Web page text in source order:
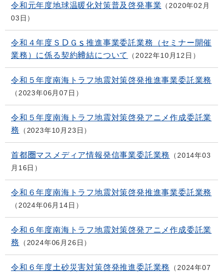
令和元年度地球温暖化対策普及啓発事業
2020年02月
03日
令和４年度ＳＤＧｓ推進事業委託業務（セミナー開催
業務）に係る契約締結について
2022年10月12日
令和５年度南海トラフ地震対策啓発推進事業委託業務
2023年06月07日
令和５年度南海トラフ地震対策啓発アニメ作成委託業
務
2023年10月23日
首都圏マスメディア情報発信事業委託業務
2014年03
月16日
令和６年度南海トラフ地震対策啓発推進事業委託業務
2024年06月14日
令和６年度南海トラフ地震対策啓発アニメ作成委託業
務
2024年06月26日
令和６年度土砂災害対策啓発推進委託業務
2024年07